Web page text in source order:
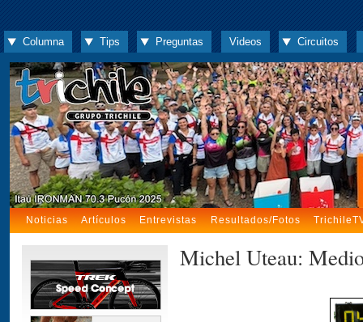
Columna Tips Preguntas Videos Circuitos
Noticias Artículos Entrevistas Resultados/Fotos
Michel Uteau: